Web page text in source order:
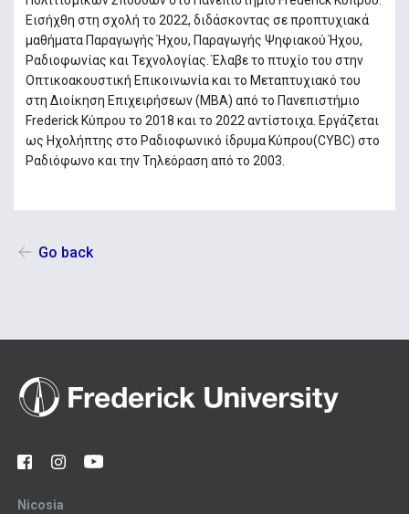
Εισήχθη στη σχολή το 2022, διδάσκοντας σε προπτυχιακά
μαθήματα Παραγωγής Ήχου, Παραγωγής Ψηφιακού Ήχου,
Ραδιοφωνίας και Τεχνολογίας. Έλαβε το πτυχίο του στην
Οπτικοακουστική Επικοινωνία και το Μεταπτυχιακό του
στη Διοίκηση Επιχειρήσεων (MBA) από το Πανεπιστήμιο
Frederick Κύπρου το 2018 και το 2022 αντίστοιχα. Εργάζεται
ως Ηχολήπτης στο Ραδιοφωνικό ίδρυμα Κύπρου(CYBC) στο
Ραδιόφωνο και την Τηλεόραση από το 2003.
Go back
Nicosia